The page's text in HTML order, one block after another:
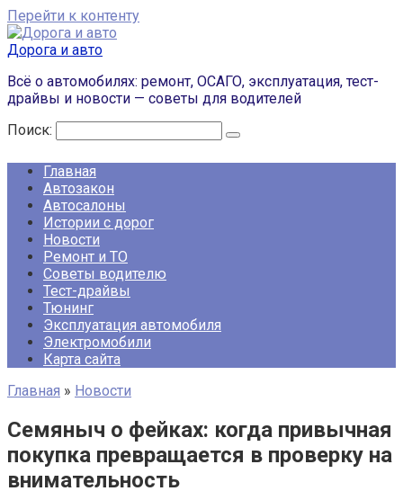
Перейти к контенту
Дорога и авто
Всё о автомобилях: ремонт, ОСАГО, эксплуатация, тест-
драйвы и новости — советы для водителей
Поиск:
Главная
Автозакон
Автосалоны
Истории с дорог
Новости
Ремонт и ТО
Советы водителю
Тест-драйвы
Тюнинг
Эксплуатация автомобиля
Электромобили
Карта сайта
Главная » Новости
Семяныч о фейках: когда привычная
покупка превращается в проверку на
внимательность